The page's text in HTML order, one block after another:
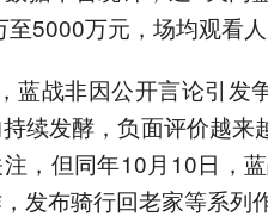
5000万元，场均观看人
蓝战非因公开言论引发
续发酵，负面评价越
，但同年10月10日，
发布骑行回老家等系列